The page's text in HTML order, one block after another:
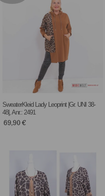
SweaterKleid Lady Leoprint |Gr. UNI 38-
48|, Anr.: 2491
69,90€